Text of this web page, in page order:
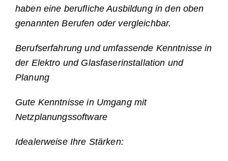
haben eine berufliche Ausbildung in den oben
genannten Berufen oder vergleichbar.
Berufserfahrung und umfassende Kenntnisse in
der Elektro und Glasfaserinstallation und
Planung
Gute Kenntnisse in Umgang mit
Netzplanungssoftware
Idealerweise Ihre Stärken: